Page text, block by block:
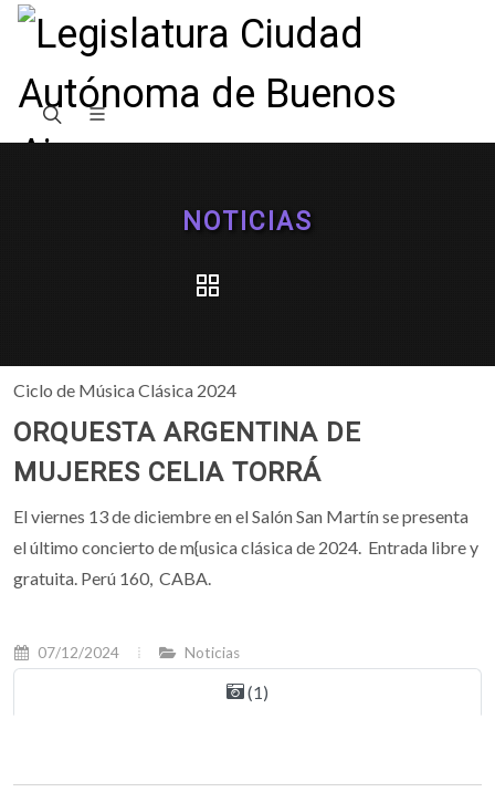
NOTICIAS
Ciclo de Música Clásica 2024
ORQUESTA ARGENTINA DE
MUJERES CELIA TORRÁ
El viernes 13 de diciembre en el Salón San Martín se presenta
el último concierto de m{usica clásica de 2024. Entrada libre y
gratuita. Perú 160, CABA.
07/12/2024 Noticias
(1)